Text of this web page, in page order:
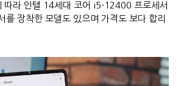
따라 인텔 14세대 코어 i5-12400 프로세서
장착한 모델도 있으며 가격도 보다 합리